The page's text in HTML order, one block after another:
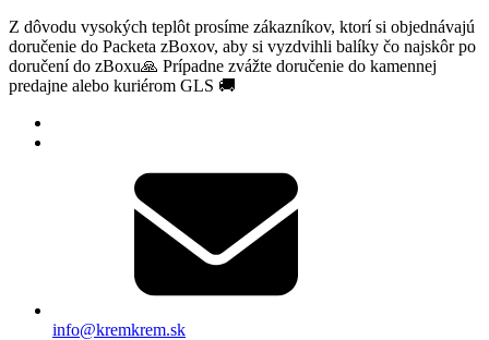
Z dôvodu vysokých teplôt prosíme zákazníkov, ktorí si objednávajú
doručenie do Packeta zBoxov, aby si vyzdvihli balíky čo najskôr po
doručení do zBoxu🙏 Prípadne zvážte doručenie do kamennej
predajne alebo kuriérom GLS 🚚
info@kremkrem.sk